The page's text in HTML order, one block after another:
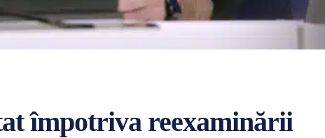
împotriva reexaminării